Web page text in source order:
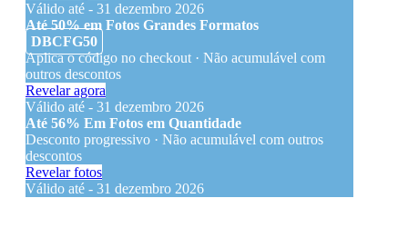
Válido até - 31 dezembro 2026
Até 50% em Fotos Grandes Formatos
DBCFG50
Aplica o código no checkout · Não acumulável com
outros descontos
Revelar agora
Válido até - 31 dezembro 2026
Até 56% Em Fotos em Quantidade
Desconto progressivo · Não acumulável com outros
descontos
Revelar fotos
Válido até - 31 dezembro 2026